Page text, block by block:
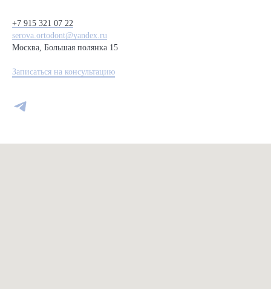
+7 915 321 07 22
serova.ortodont@yandex.ru
Москва, Большая полянка 15
Записаться на консультацию